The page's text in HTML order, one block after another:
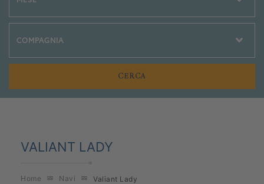
VALIANT LADY
Home Navi Valiant Lady